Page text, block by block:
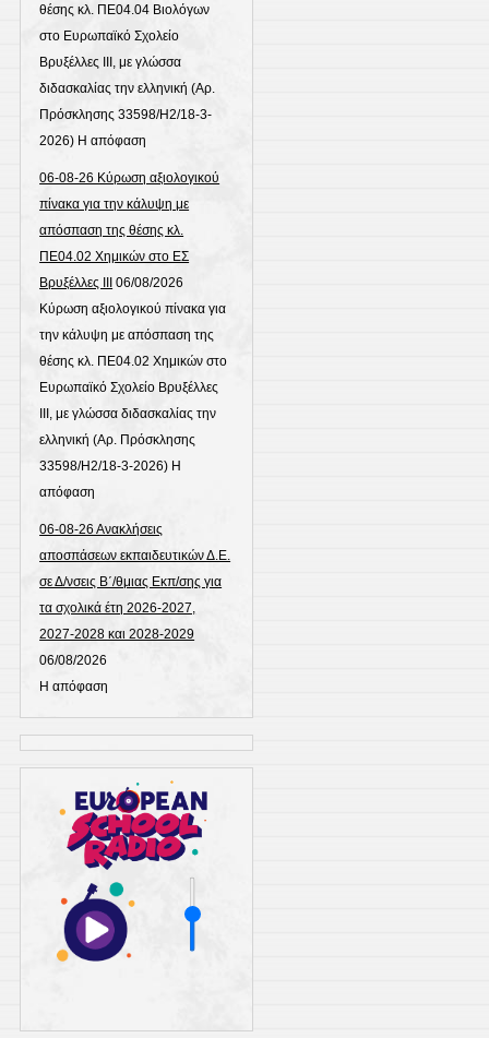
θέσης κλ. ΠΕ04.04 Βιολόγων
στο Ευρωπαϊκό Σχολείο
Βρυξέλλες ΙΙΙ, με γλώσσα
διδασκαλίας την ελληνική (Αρ.
Πρόσκλησης 33598/Η2/18-3-
2026) Η απόφαση
06-08-26 Κύρωση αξιολογικού
πίνακα για την κάλυψη με
απόσπαση της θέσης κλ.
ΠΕ04.02 Χημικών στο ΕΣ
Βρυξέλλες ΙΙΙ 06/08/2026
Κύρωση αξιολογικού πίνακα για
την κάλυψη με απόσπαση της
θέσης κλ. ΠΕ04.02 Χημικών στο
Ευρωπαϊκό Σχολείο Βρυξέλλες
ΙΙΙ, με γλώσσα διδασκαλίας την
ελληνική (Αρ. Πρόσκλησης
33598/Η2/18-3-2026) Η
απόφαση
06-08-26 Ανακλήσεις
αποσπάσεων εκπαιδευτικών Δ.Ε.
σε Δ/νσεις Β΄/θμιας Εκπ/σης για
τα σχολικά έτη 2026-2027,
2027-2028 και 2028-2029
06/08/2026
Η απόφαση